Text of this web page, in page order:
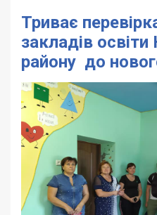
Триває
закладів
району до